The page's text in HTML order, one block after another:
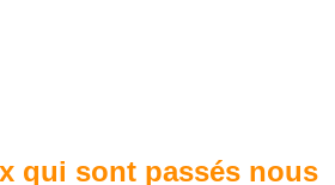
qui sont passés nous